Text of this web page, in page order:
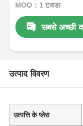
MOQ：1 टुकड़ा
सबसे अच्छी
उत्पाद विवरण
उत्पत्ति के प्लेस